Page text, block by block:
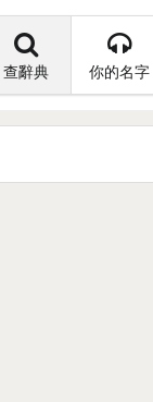
查辭典 你的名字